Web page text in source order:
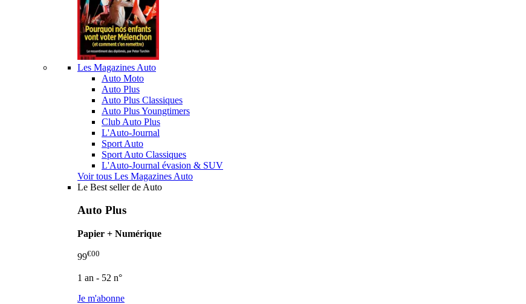
Les Magazines Auto
Auto Moto
Auto Plus
Auto Plus Classiques
Auto Plus Youngtimers
Club Auto Plus
L'Auto-Journal
Sport Auto
Sport Auto Classiques
L'Auto-Journal évasion & SUV
Voir tous Les Magazines Auto
Le Best seller de Auto
Auto Plus
Papier + Numérique
99€00
1 an - 52 n°
Je m'abonne